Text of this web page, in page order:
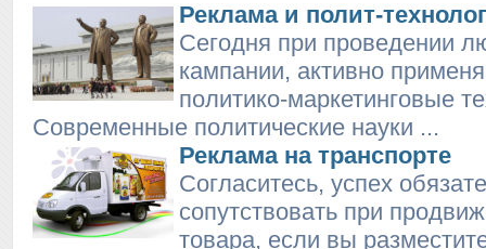
Реклама и полит-
Сегодня при проведении
кампании, активно
политико-маркетинговые
Современные политические науки ...
Реклама на транспорте
Согласитесь, успех
сопутствовать при
товара, если вы